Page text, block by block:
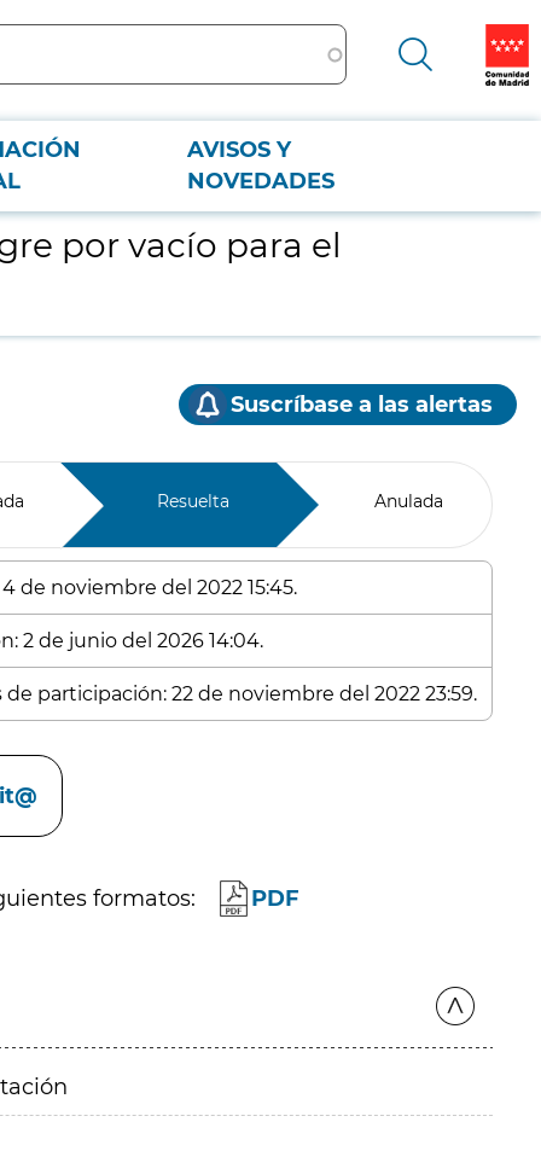
AVISOS Y
NOVEDADES
por vacío para el
Suscríbase a las alertas
Resuelta Anulada
de noviembre del 2022 15:45.
2 de junio del 2026 14:04.
participación: 22 de noviembre del 2022 23:59.
formatos: PDF